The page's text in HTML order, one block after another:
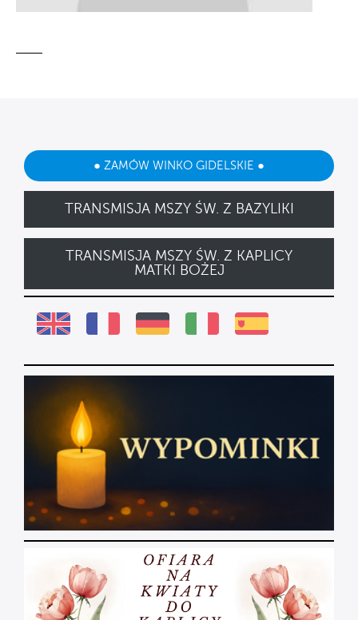
● ZAMÓW WINKO GIDELSKIE ●
TRANSMISJA MSZY ŚW. Z BAZYLIKI
TRANSMISJA MSZY ŚW. Z KAPLICY
MATKI BOŻEJ